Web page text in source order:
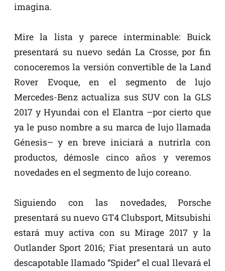
imagina.
Mire la lista y parece interminable: Buick
presentará su nuevo sedán La Crosse, por fin
conoceremos la versión convertible de la Land
Rover Evoque, en el segmento de lujo
Mercedes-Benz actualiza sus SUV con la GLS
2017 y Hyundai con el Elantra –por cierto que
ya le puso nombre a su marca de lujo llamada
Génesis– y en breve iniciará a nutrirla con
productos, démosle cinco años y veremos
novedades en el segmento de lujo coreano.
Siguiendo con las novedades, Porsche
presentará su nuevo GT4 Clubsport, Mitsubishi
estará muy activa con su Mirage 2017 y la
Outlander Sport 2016; Fiat presentará un auto
descapotable llamado “Spider” el cual llevará el